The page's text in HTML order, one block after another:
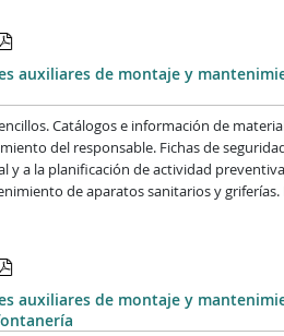
auxiliares de montaje y
Catálogos e información de
del responsable. Fichas de
y a la planificación de actividad
de aparatos sanitarios y griferías.
auxiliares de montaje y